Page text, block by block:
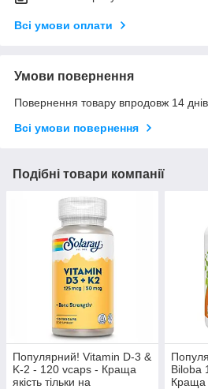
Всі умови оплати
Умови повернення
Повернення товару впродовж 14
Всі умови повернення
Подібні товари компанії
Популярний! Vitamin D-3 &
K-2 - 120 vcaps - Краща
якість тільки на
Biloba
Краща